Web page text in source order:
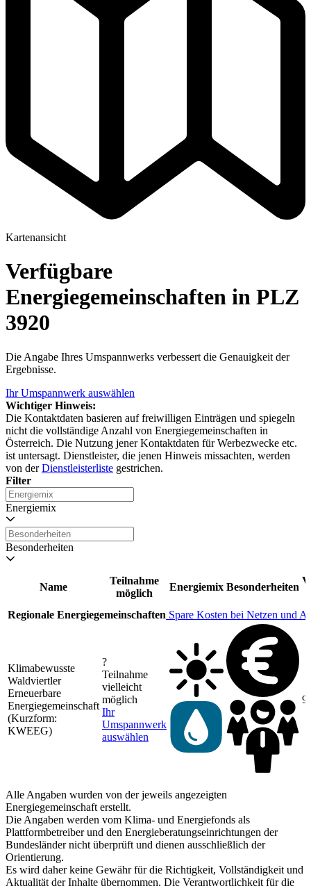
Kartenansicht
Verfügbare
Energiegemeinschaften in PLZ
3920
Die Angabe Ihres Umspannwerks verbessert die Genauigkeit der
Ergebnisse.
Ihr Umspannwerk auswählen
Wichtiger Hinweis:
Die Kontaktdaten basieren auf freiwilligen Einträgen und spiegeln
nicht die vollständige Anzahl von Energiegemeinschaften in
Österreich. Die Nutzung jener Kontaktdaten für Werbezwecke etc.
ist untersagt. Dienstleister, die jenen Hinweis missachten, werden
von derDienstleisterliste gestrichen.
Filter
Energiemix
Besonderheiten
Name
Teilnahme
möglich
Energiemix Besonderheiten
Regionale Energiegemeinschaften Spare Kosten bei Netzen und
Klimabewusste
Waldviertler
Erneuerbare
Energiegemeinschaft
(Kurzform:
KWEEG)
?
Teilnahme
vielleicht
möglich
Ihr
Umspannwerk
auswählen
Alle Angaben wurden von der jeweils angezeigten
Energiegemeinschaft erstellt.
Die Angaben werden vom Klima- und Energiefonds als
Plattformbetreiber und den Energieberatungseinrichtungen der
Bundesländer nicht überprüft und dienen ausschließlich der
Orientierung.
Es wird daher keine Gewähr für die Richtigkeit, Vollständigkeit und
Aktualität der Inhalte übernommen. Die Verantwortlichkeit für die